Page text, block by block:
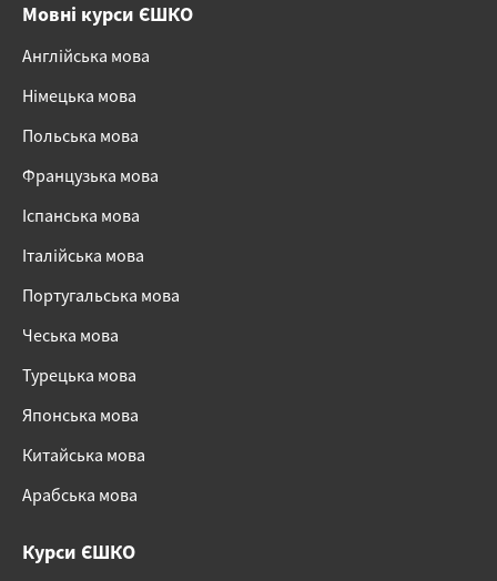
Мовні курси ЄШКО
Англійська мова
Німецька мова
Польська мова
Французька мова
Іспанська мова
Італійська мова
Португальська мова
Чеська мова
Турецька мова
Японська мова
Китайська мова
Арабська мова
Курси ЄШКО